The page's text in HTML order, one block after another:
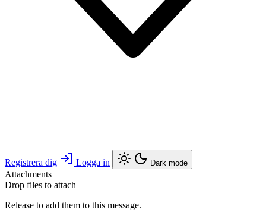
Registrera dig Logga in Dark mode
Attachments
Drop files to attach
Release to add them to this message.